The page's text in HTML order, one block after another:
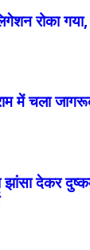
रोका गया,
में चला
देकर